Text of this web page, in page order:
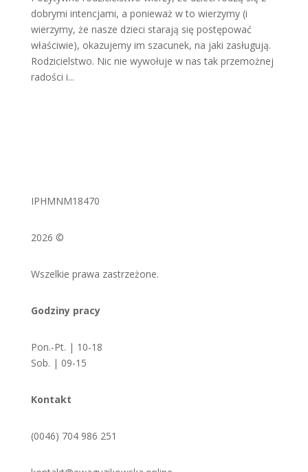
dobrymi intencjami, a ponieważ w to wierzymy (i
wierzymy, że nasze dzieci starają się postępować
właściwie), okazujemy im szacunek, na jaki zasługują.
Rodzicielstwo. Nic nie wywołuje w nas tak przemożnej
radości i...
IPHMNM18470
2026 ©
Wszelkie prawa zastrzeżone.
Godziny pracy
Pon.-Pt. | 10-18
Sob. | 09-15
Kontakt
(0046) 704 986 251